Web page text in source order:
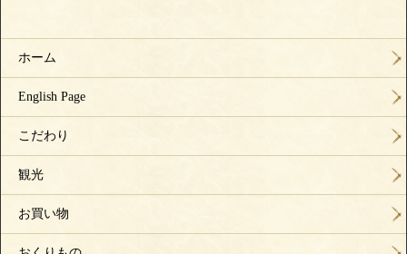
ホーム
English Page
こだわり
観光
お買い物